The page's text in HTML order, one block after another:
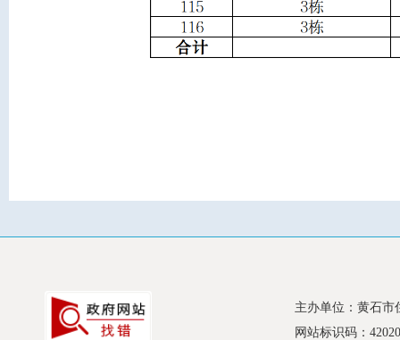
主办单位：黄石市
网站标识码：